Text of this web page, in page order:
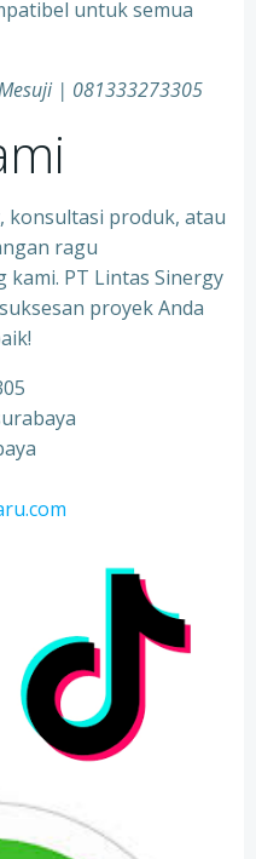
untuk semua
| 081333273305
produk, atau
ragu
PT Lintas Sinergy
proyek Anda